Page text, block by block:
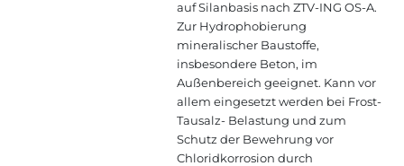
auf Silanbasis nach ZTV-ING OS-A.
Zur Hydrophobierung
mineralischer Baustoffe,
insbesondere Beton, im
Außenbereich geeignet. Kann vor
allem eingesetzt werden bei Frost-
Tausalz- Belastung und zum
Schutz der Bewehrung vor
Chloridkorrosion durch